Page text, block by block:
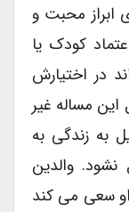
ابراز محبت و
کودک یا
در اختیارش
مساله غیر
زندگی به
والدین
سعی می کند